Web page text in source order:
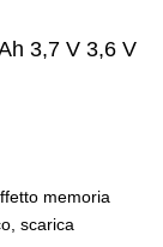
3,7 V 3,6 V
memoria
scarica